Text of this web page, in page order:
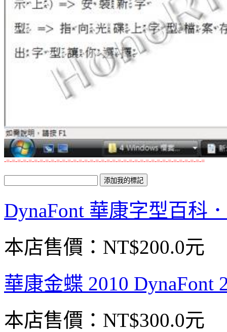
-=-=-=-=-=-=-=-=-=-=-=-=-=-=-=-=-=-=-=-=-=-=-=-=-=-=-=-=-=-=-=-=-=-=-=-=
DynaFont 華康字型百科
本店售價： NT$200.0元
華康金蝶 2010 DynaFont
本店售價： NT$300.0元